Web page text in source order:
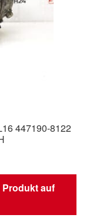
447190-8122
auf